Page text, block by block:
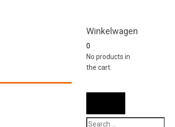
Winkelwagen
0
No products in
the cart.
Search